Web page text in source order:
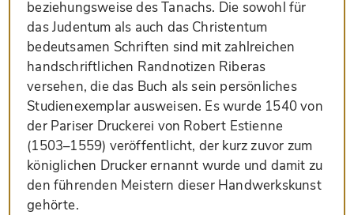
beziehungsweise des Tanachs. Die sowohl für
das Judentum als auch das Christentum
bedeutsamen Schriften sind mit zahlreichen
handschriftlichen Randnotizen Riberas
versehen, die das Buch als sein persönliches
Studienexemplar ausweisen. Es wurde 1540 von
der Pariser Druckerei von Robert Estienne
(1503–1559) veröffentlicht, der kurz zuvor zum
königlichen Drucker ernannt wurde und damit zu
den führenden Meistern dieser Handwerkskunst
gehörte.